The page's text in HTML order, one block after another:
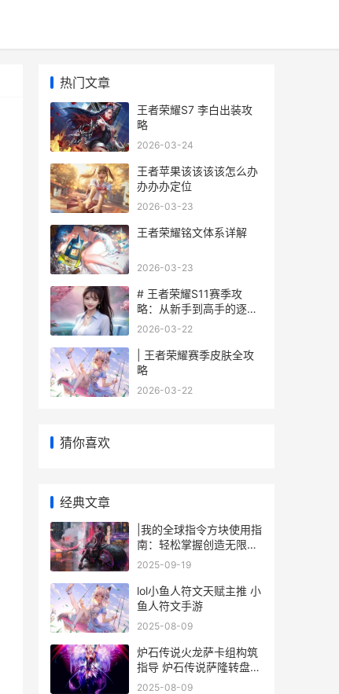
热门文章
王者荣耀S7 李白出装攻
略
2026-03-24
王者苹果该该该该怎么办
办办办定位
2026-03-23
王者荣耀铭文体系详解
2026-03-23
# 王者荣耀S11赛季攻
略：从新手到高手的逐步
指南
2026-03-22
| 王者荣耀赛季皮肤全攻
略
2026-03-22
猜你喜欢
经典文章
|我的全球指令方块使用指
南：轻松掌握创造无限可
能|
2025-09-19
lol小鱼人符文天赋主推 小
鱼人符文手游
2025-08-09
炉石传说火龙萨卡组构筑
指导 炉石传说萨隆转盘有
哪些
2025-08-09